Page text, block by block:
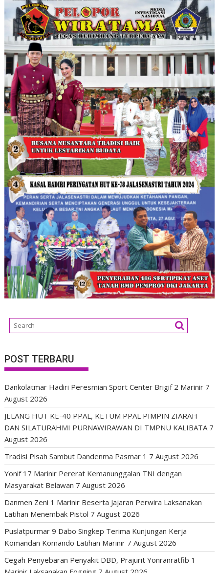
POST TERBARU
Dankolatmar Hadiri Peresmian Sport Center Brigif 2 Marinir 7
August 2026
JELANG HUT KE-40 PPAL, KETUM PPAL PIMPIN ZIARAH
DAN SILATURAHMI PURNAWIRAWAN DI TMPNU KALIBATA 7
August 2026
Tradisi Pisah Sambut Dandenma Pasmar 1 7 August 2026
Yonif 17 Marinir Pererat Kemanunggalan TNI dengan
Masyarakat Belawan 7 August 2026
Danmen Zeni 1 Marinir Beserta Jajaran Perwira Laksanakan
Latihan Menembak Pistol 7 August 2026
Puslatpurmar 9 Dabo Singkep Terima Kunjungan Kerja
Komandan Komando Latihan Marinir 7 August 2026
Cegah Penyebaran Penyakit DBD, Prajurit Yonranratfib 1